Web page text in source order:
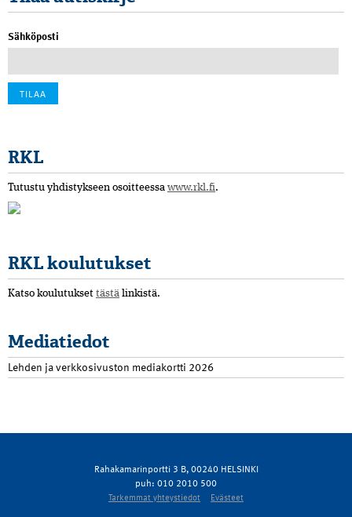
Sähköposti
RKL
Tutustu yhdistykseen osoitteessa www.rkl.fi.
RKL koulutukset
Katso koulutukset tästä linkistä.
Mediatiedot
Lehden ja verkkosivuston mediakortti 2026
Rahakamarinportti 3 B, 00240 HELSINKI
puh: 010 2010 500
Tarkemmat yhteystiedot Evästeet